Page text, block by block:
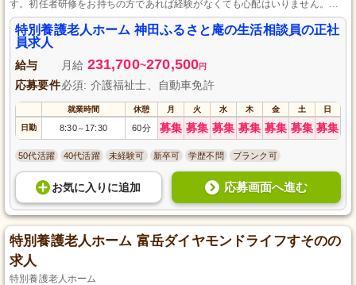
す。初任者研修をお持ちの方であれば経験がなくても心配はいりません。専
門的なサポートと温かいチームワークで、ご利用者さま一人ひとりの豊かな
暮らしを支えるやりがいのある仕事です。安定した環境で長く働ける職場を
お探しの方には最適です。
特別養護老人ホーム 神田ふるさと庵の生活相談員の正社
員求人
給与 月給 231,700~270,500円
応募要件必須: 介護福祉士、自動車免許
就業時間 休憩 月 火 水 木 金 土 日
日勤 8:30～ 17:30 60分 募集 募集 募集 募集 募集 募集 募集
50代活躍 40代活躍 未経験可 新卒可 学歴不問 ブランク可
お気に入り に追加 応募画面へ進む
特別養護老人ホーム 富岳ダイヤモンドライフすそのの
求人
特別養護老人ホーム